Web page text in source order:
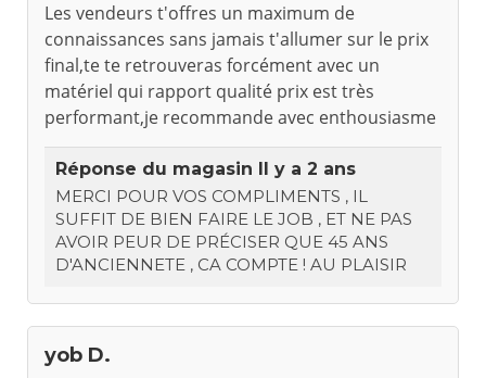
Les vendeurs t'offres un maximum de
connaissances sans jamais t'allumer sur le prix
final,te te retrouveras forcément avec un
matériel qui rapport qualité prix est très
performant,je recommande avec enthousiasme
Réponse du magasin Il y a 2 ans
MERCI POUR VOS COMPLIMENTS , IL
SUFFIT DE BIEN FAIRE LE JOB , ET NE PAS
AVOIR PEUR DE PRÉCISER QUE 45 ANS
D'ANCIENNETE , CA COMPTE ! AU PLAISIR
yob D.